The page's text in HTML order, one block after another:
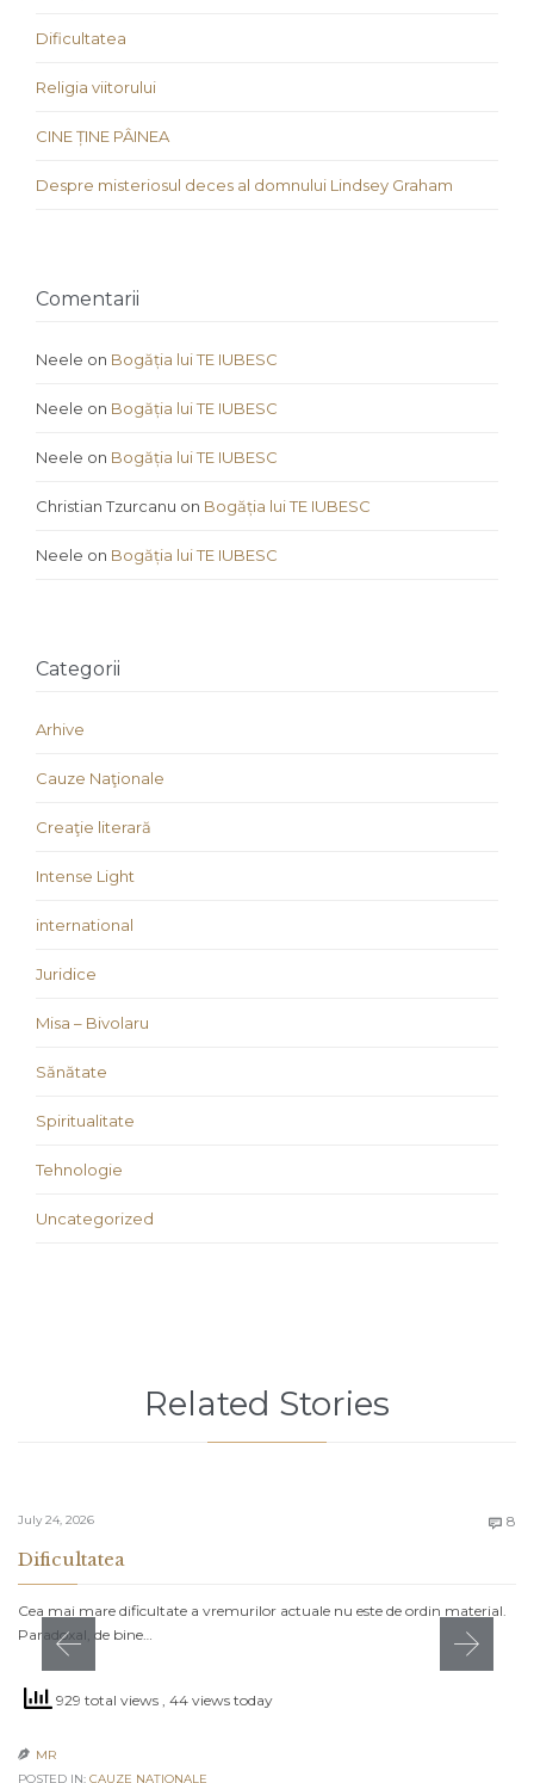
Dificultatea
Religia viitorului
CINE ȚINE PÂINEA
Despre misteriosul deces al domnului Lindsey Graham
Comentarii
Neele on Bogăția lui TE IUBESC
Neele on Bogăția lui TE IUBESC
Neele on Bogăția lui TE IUBESC
Christian Tzurcanu on Bogăția lui TE IUBESC
Neele on Bogăția lui TE IUBESC
Categorii
Arhive
Cauze Naţionale
Creaţie literară
Intense Light
international
Juridice
Misa – Bivolaru
Sănătate
Spiritualitate
Tehnologie
Uncategorized
Related Stories
July 24, 2026  8
Dificultatea
Cea mai mare dificultate a vremurilor actuale nu este de ordin material.
Paradoxal, de bine…
929 total views , 44 views today
 MR
POSTED IN: CAUZE NAŢIONALE